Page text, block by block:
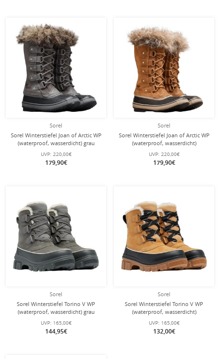
Sorel
Sorel Winterstiefel Joan of Arctic WP
(waterproof, wasserdicht) grau
Damen
UVP: 220,00€
179,90€
Sorel
Sorel Winterstiefel Joan of Arctic WP
(waterproof, wasserdicht)
camelbraun Damen
UVP: 220,00€
179,90€
Sorel
Sorel Winterstiefel Torino V WP
(waterproof, wasserdicht) grau
Damen
UVP: 165,00€
144,95€
Sorel
Sorel Winterstiefel Torino V WP
(waterproof, wasserdicht)
braun/schwarz Damen
UVP: 165,00€
132,00€